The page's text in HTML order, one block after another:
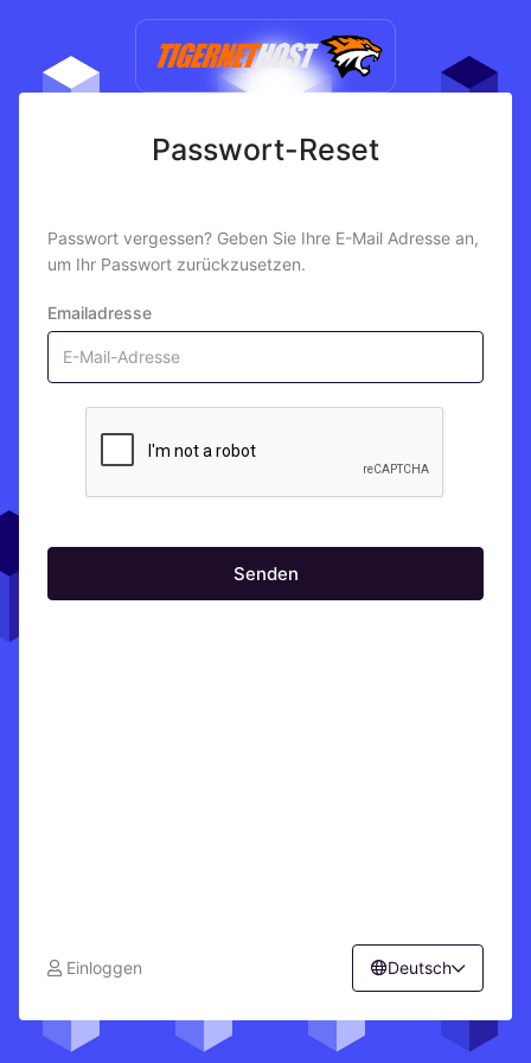
Passwort-Reset
Passwort vergessen? Geben Sie Ihre E-Mail Adresse an,
um Ihr Passwort zurückzusetzen.
Emailadresse
Senden
Einloggen Deutsch